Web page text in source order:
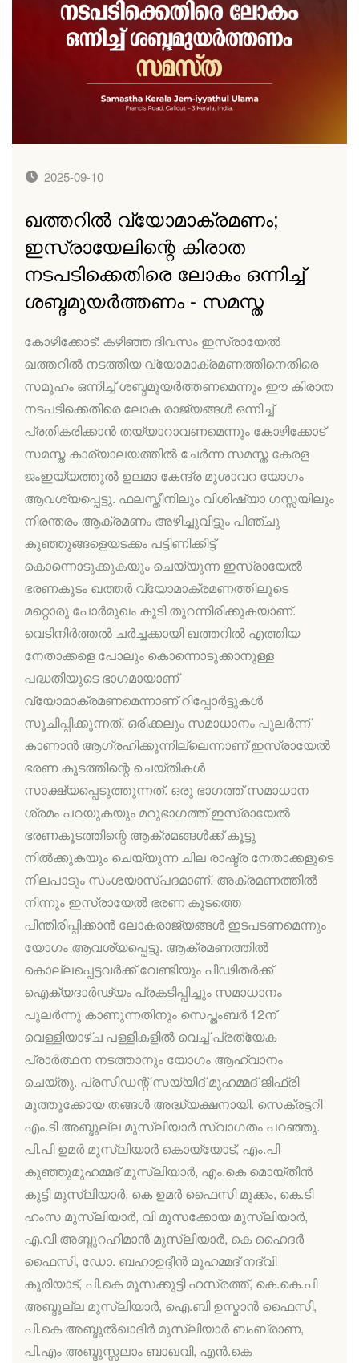
2025-09-10
ഖത്തറില്‍ വ്യോമാക്രമണം;
ഇസ്രായേലിന്റെ കിരാത
നടപടിക്കെതിരെ ലോകം ഒന്നിച്ച്
ശബ്ദമുയര്‍ത്തണം - സമസ്ത
കോഴിക്കോട്: കഴിഞ്ഞ ദിവസം ഇസ്രായേല്‍
ഖത്തറില്‍ നടത്തിയ വ്യോമാക്രമണത്തിനെതിരെ
സമൂഹം ഒന്നിച്ച് ശബ്ദമുയര്‍ത്തണമെന്നും ഈ കിരാത
നടപടിക്കെതിരെ ലോക രാജ്യങ്ങള്‍ ഒന്നിച്ച്
പ്രതികരിക്കാന്‍ തയ്യാറാവണമെന്നും കോഴിക്കോട്
സമസ്ത കാര്യാലയത്തില്‍ ചേര്‍ന്ന സമസ്ത കേരള
ജംഇയ്യത്തുല്‍ ഉലമാ കേന്ദ്ര മുശാവറ യോഗം
ആവശ്യപ്പെട്ടു. ഫലസ്തീനിലും വിശിഷ്യാ ഗസ്സയിലും
നിരന്തരം ആക്രമണം അഴിച്ചുവിട്ടും പിഞ്ചു
കുഞ്ഞുങ്ങളെയടക്കം പട്ടിണിക്കിട്ട്
കൊന്നൊടുക്കുകയും ചെയ്യുന്ന ഇസ്രായേല്‍
ഭരണകൂടം ഖത്തര്‍ വ്യോമാക്രമണത്തിലൂടെ
മറ്റൊരു പോര്‍മുഖം കൂടി തുറന്നിരിക്കുകയാണ്.
വെടിനിര്‍ത്തല്‍ ചര്‍ച്ചക്കായി ഖത്തറില്‍ എത്തിയ
നേതാക്കളെ പോലും കൊന്നൊടുക്കാനുള്ള
പദ്ധതിയുടെ ഭാഗമായാണ്
വ്യോമാക്രമണമെന്നാണ് റിപ്പോര്‍ട്ടുകള്‍
സൂചിപ്പിക്കുന്നത്. ഒരിക്കലും സമാധാനം പുലര്‍ന്ന്
കാണാന്‍ ആഗ്രഹിക്കുന്നില്ലെന്നാണ് ഇസ്രായേല്‍
ഭരണ കൂടത്തിന്റെ ചെയ്തികള്‍
സാക്ഷ്യപ്പെടുത്തുന്നത്. ഒരു ഭാഗത്ത് സമാധാന
ശ്രമം പറയുകയും മറുഭാഗത്ത് ഇസ്രായേല്‍
ഭരണകൂടത്തിന്റെ ആക്രമങ്ങള്‍ക്ക് കൂട്ടു
നില്‍ക്കുകയും ചെയ്യുന്ന ചില രാഷ്ട്ര നേതാക്കളുടെ
നിലപാടും സംശയാസ്പദമാണ്. അക്രമണത്തില്‍
നിന്നും ഇസ്രായേല്‍ ഭരണ കൂടത്തെ
പിന്തിരിപ്പിക്കാന്‍ ലോകരാജ്യങ്ങള്‍ ഇടപടണമെന്നും
യോഗം ആവശ്യപ്പെട്ടു. ആക്രമണത്തില്‍
കൊല്ലപ്പെട്ടവര്‍ക്ക് വേണ്ടിയും പീഢിതര്‍ക്ക്
ഐക്യദാര്‍ഢ്യം പ്രകടിപ്പിച്ചും സമാധാനം
പുലര്‍ന്നു കാണുന്നതിനും സെപ്തംബര്‍ 12ന്
വെള്ളിയാഴ്ച പള്ളികളില്‍ വെച്ച് പ്രത്യേക
പ്രാര്‍ത്ഥന നടത്താനും യോഗം ആഹ്വാനം
ചെയ്തു. പ്രസിഡന്റ് സയ്യിദ് മുഹമ്മദ് ജിഫ്രി
മുത്തുക്കോയ തങ്ങള്‍ അദ്ധ്യക്ഷനായി. സെക്രട്ടറി
എം.ടി അബ്ദുല്ല മുസ്ലിയാര്‍ സ്വാഗതം പറഞ്ഞു.
പി.പി ഉമര്‍ മുസ്ലിയാര്‍ കൊയ്യോട്, എം.പി
കുഞ്ഞുമുഹമ്മദ് മുസ്ലിയാര്‍, എം.കെ മൊയ്തീന്‍
കുട്ടി മുസ്ലിയാര്‍, കെ ഉമര്‍ ഫൈസി മുക്കം, കെ.ടി
ഹംസ മുസ്ലിയാര്‍, വി മൂസക്കോയ മുസ്ലിയാര്‍,
എ.വി അബ്ദുറഹിമാന്‍ മുസ്ലിയാര്‍, കെ ഹൈദര്‍
ഫൈസി, ഡോ. ബഹാഉദ്ദീന്‍ മുഹമ്മദ് നദ്വി
കൂരിയാട്, പി.കെ മൂസക്കുട്ടി ഹസ്രത്ത്, കെ.കെ.പി
അബ്ദുല്ല മുസ്ലിയാര്‍, ഐ.ബി ഉസ്മാന്‍ ഫൈസി,
പി.കെ അബ്ദുല്‍ഖാദിര്‍ മുസ്ലിയാര്‍ ബംബ്രാണ,
പി.എം അബ്ദുസ്സലാം ബാഖവി, എന്‍.കെ